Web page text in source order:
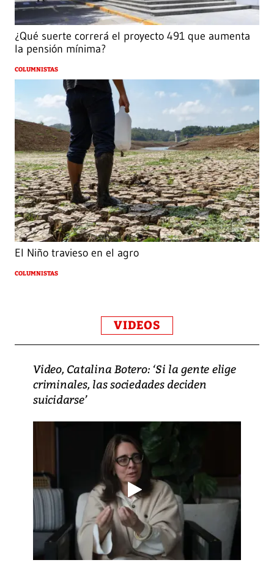
¿Qué suerte correrá el proyecto 491 que aumenta
la pensión mínima?
COLUMNISTAS
El Niño travieso en el agro
COLUMNISTAS
VIDEOS
Video, Catalina Botero: ‘Si la gente elige
criminales, las sociedades deciden
suicidarse’